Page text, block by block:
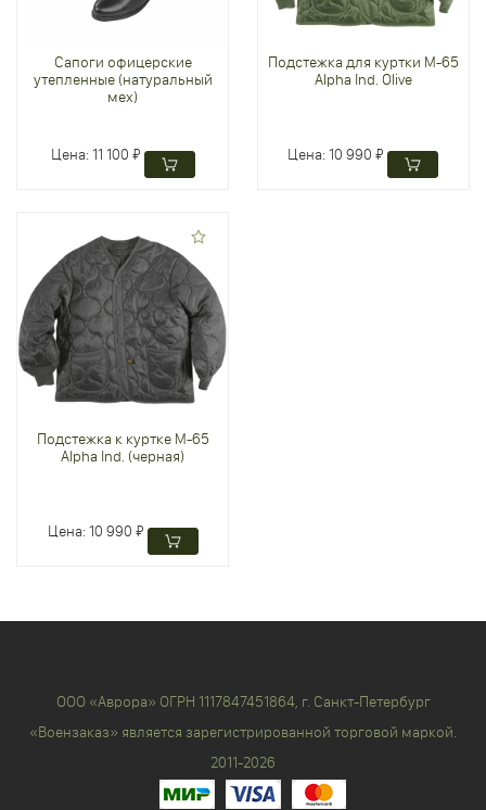
Сапоги офицерские
утепленные (натуральный
мех)
Цена:11 100 ₽
Подстежка для куртки M-65
Alpha Ind. Olive
Цена:10 990 ₽
Подстежка к куртке M-65
Alpha Ind. (черная)
Цена:10 990 ₽
ООО «Аврора» ОГРН 1117847451864, г. Санкт-Петербург
«Воензаказ» является зарегистрированной торговой маркой.
2011-2026